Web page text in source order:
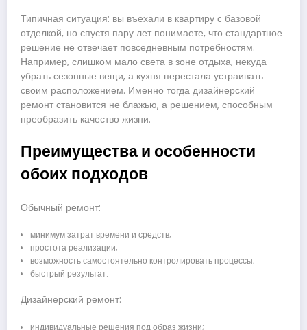
Типичная ситуация: вы въехали в квартиру с базовой
отделкой, но спустя пару лет понимаете, что стандартное
решение не отвечает повседневным потребностям.
Например, слишком мало света в зоне отдыха, некуда
убрать сезонные вещи, а кухня перестала устраивать
своим расположением. Именно тогда дизайнерский
ремонт становится не блажью, а решением, способным
преобразить качество жизни.
Преимущества и особенности
обоих подходов
Обычный ремонт:
минимум затрат времени и средств;
простота реализации;
возможность самостоятельно контролировать процессы;
быстрый результат.
Дизайнерский ремонт:
индивидуальные решения под образ жизни;